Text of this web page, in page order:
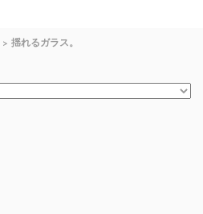
> 揺れるガラス。